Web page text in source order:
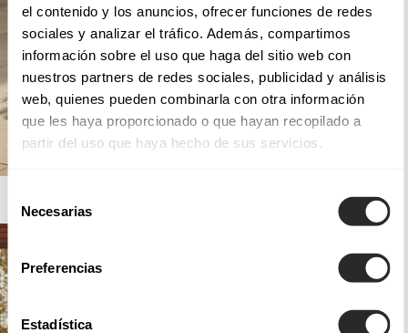
el contenido y los anuncios, ofrecer funciones de redes
sociales y analizar el tráfico. Además, compartimos
información sobre el uso que haga del sitio web con
nuestros partners de redes sociales, publicidad y análisis
web, quienes pueden combinarla con otra información
que les haya proporcionado o que hayan recopilado a
partir del uso que haya hecho de sus servicios.
consentimiento
Necesarias
Preferencias
Estadística